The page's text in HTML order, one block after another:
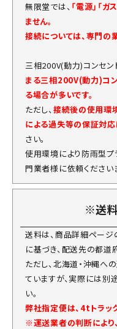
無限堂では、 「電源」「
ません。
接続については、専門の
三相200V(動力)コンセン
まる三相200V(動力)コ
る場合が多いです。
ただし、接続後の使用環
による過失等の保証対
さい。
使用環境により防雨型プ
門業者様に依頼ください
※送料
送料は、商品詳細ペー
に基づき、配送先の都道
ただし、北海道・沖縄へ
ていますが、実際には別
い。
弊社指定便は、4tトラッ
※運送業者の判断により